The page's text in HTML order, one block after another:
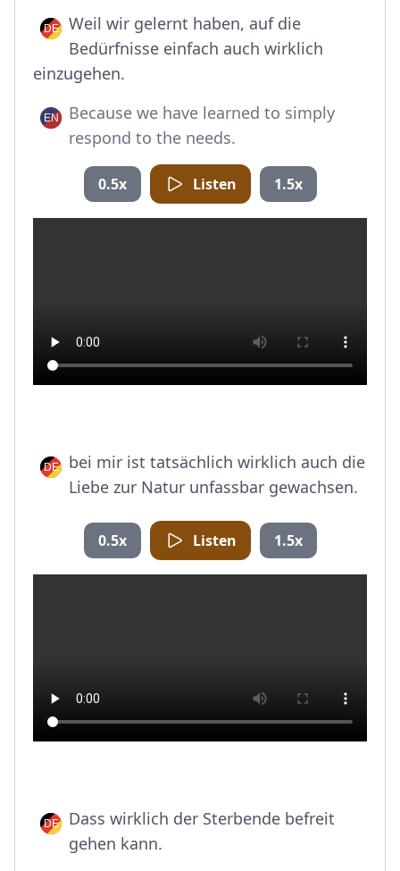
Weil wir gelernt haben, auf die
Bedürfnisse einfach auch wirklich
einzugehen.
Because we have learned to simply
respond to the needs.
0.5x Listen 1.5x
bei mir ist tatsächlich wirklich auch die
Liebe zur Natur unfassbar gewachsen.
0.5x Listen 1.5x
Dass wirklich der Sterbende befreit
gehen kann.